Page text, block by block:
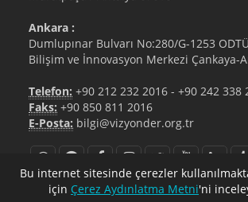
Ankara :
Dumlupınar Bulvarı No:280/G-1253
Bilişim ve İnnovasyon Merkezi Çankaya-
Telefon: +90 212 232 2016 - +90 242 338
Faks: +90 850 811 2016
E-Posta: bilgi@vizyonder.org.tr
bilgi@vizyonder.org.tr +90 212
Bu internet sitesinde çerezler
için Çerez Aydınlatma Metni'ni